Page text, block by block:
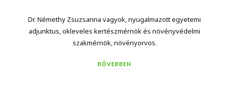
Dr. Némethy Zsuzsanna vagyok, nyugalmazott egyetemi
adjunktus, okleveles kertészmérnök és növényvédelmi
szakmérnök, növényorvos.
BŐVEBBEN